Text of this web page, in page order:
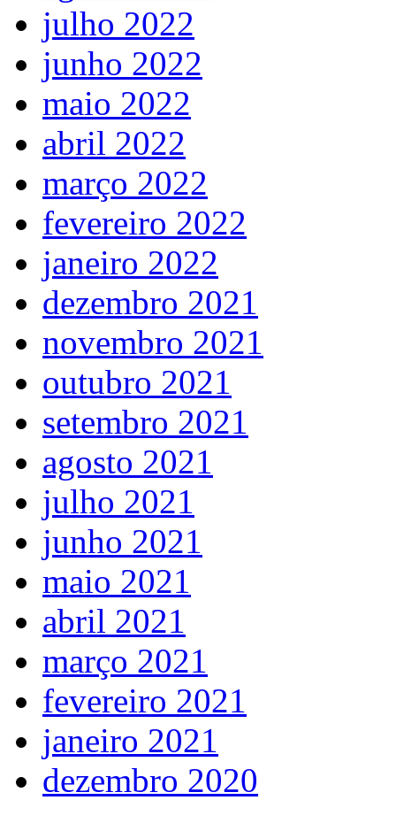
julho 2022
junho 2022
maio 2022
abril 2022
março 2022
fevereiro 2022
janeiro 2022
dezembro 2021
novembro 2021
outubro 2021
setembro 2021
agosto 2021
julho 2021
junho 2021
maio 2021
abril 2021
março 2021
fevereiro 2021
janeiro 2021
dezembro 2020